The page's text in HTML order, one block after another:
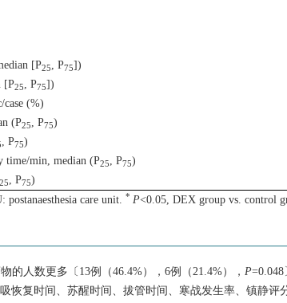
[P25, P75])
[P25, P75])
case (%)
(P25, P75)
, P75)
time/min, median (P25, P75)
25, P75)
care unit. * P<0.05, DEX group vs. control
的人数更多〔13例（46.4%），6例（21.4%）， P
恢复时间、苏醒时间、拔管时间、寒战发生率、镇静评